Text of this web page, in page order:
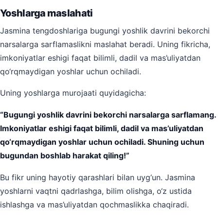
Yoshlarga maslahati
Jasmina tengdoshlariga bugungi yoshlik davrini bekorchi
narsalarga sarflamaslikni maslahat beradi. Uning fikricha,
imkoniyatlar eshigi faqat bilimli, dadil va mas’uliyatdan
qo‘rqmaydigan yoshlar uchun ochiladi.
Uning yoshlarga murojaati quyidagicha:
“Bugungi yoshlik davrini bekorchi narsalarga sarflamang.
Imkoniyatlar eshigi faqat bilimli, dadil va mas’uliyatdan
qo‘rqmaydigan yoshlar uchun ochiladi. Shuning uchun
bugundan boshlab harakat qiling!”
Bu fikr uning hayotiy qarashlari bilan uyg‘un. Jasmina
yoshlarni vaqtni qadrlashga, bilim olishga, o‘z ustida
ishlashga va mas’uliyatdan qochmaslikka chaqiradi.